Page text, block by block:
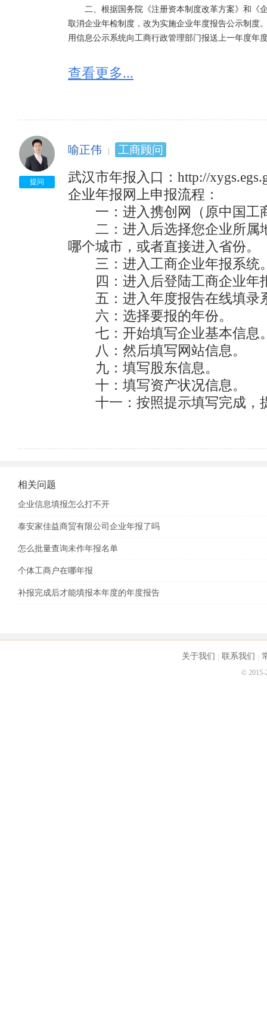
二、根据国务院《注册资本制度改革方案》和《企
取消企业年检制度，改为实施企业年度报告公示制度
用信息公示系统向工商行政管理部门报送上一年度年
年度报告内容包括：
一：企业通信地址、邮政编码、联系电话、电子
五：有限责任公司股东股权转让等股权变更信息
七：企业从业人数、资产总额、负债总额、对外提
业务收入、利润总额、净利润、纳税总额信息。
注：第一项至第六项规定的信息应当向社会公示
查看更多...
提问
喻正伟 工商顾问
武汉市年报入口：http://
企业年报网上申报流程：
一：进入携创网（原中国工
二：进入后选择您企业所属
哪个城市，或者直接进入省份。
三：进入工商企业年报系统
四：进入后登陆工商企业年
五：进入年度报告在线填录
六：选择要报的年份。
七：开始填写企业基本信息
八：然后填写网站信息。
九：填写股东信息。
十：填写资产状况信息。
十一：按照提示填写完成，
相关问题
企业信息填报怎么打不开
泰安家佳益商贸有限公司企业年报了吗
怎么批量查询未作年报名单
个体工商户在哪年报
补报完成后才能填报本年度的年度报告
关于我们 联系我们
© 2015-